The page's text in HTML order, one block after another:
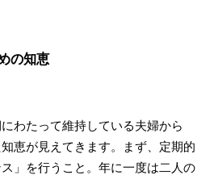
の知恵
わたって維持している夫婦から
恵が見えてきます。まず、定期的
」を行うこと。年に一度は二人の